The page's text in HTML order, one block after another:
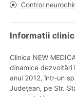
Control
Informatii
Clinica NEW
dinamice dezvoltări
anul 2012, într-un
Judeţean, pe Str.